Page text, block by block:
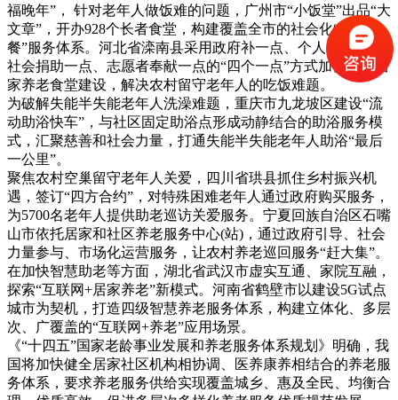
福晚年”， 针对老年人做饭难的问题，广州市“小饭堂”出品“大
文章”，开办928个长者食堂，构建覆盖全市的社会化“大配
餐”服务体系。河北省滦南县采用政府补一点、个人出一点、
社会捐助一点、志愿者奉献一点的“四个一点”方式加强农村居
家养老食堂建设，解决农村留守老年人的吃饭难题。
为破解失能半失能老年人洗澡难题，重庆市九龙坡区建设“流
动助浴快车”，与社区固定助浴点形成动静结合的助浴服务模
式，汇聚慈善和社会力量，打通失能半失能老年人助浴“最后
一公里”。
聚焦农村空巢留守老年人关爱，四川省珙县抓住乡村振兴机
遇，签订“四方合约”，对特殊困难老年人通过政府购买服务，
为5700名老年人提供助老巡访关爱服务。宁夏回族自治区石嘴
山市依托居家和社区养老服务中心(站)，通过政府引导、社会
力量参与、市场化运营服务，让农村养老巡回服务“赶大集”。
在加快智慧助老等方面，湖北省武汉市虚实互通、家院互融，
探索“互联网+居家养老”新模式。河南省鹤壁市以建设5G试点
城市为契机，打造四级智慧养老服务体系，构建立体化、多层
次、广覆盖的“互联网+养老”应用场景。
《“十四五”国家老龄事业发展和养老服务体系规划》明确，我
国将加快健全居家社区机构相协调、医养康养相结合的养老服
务体系，要求养老服务供给实现覆盖城乡、惠及全民、均衡合